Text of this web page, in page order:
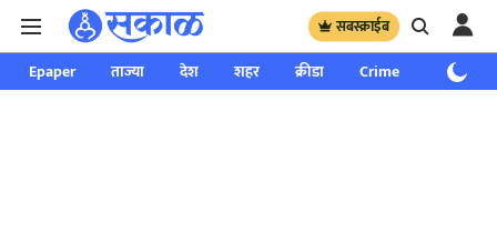
सबस्क्राईब
Epaper ताज्या देश शहर क्रीडा Crime साप्ताहिक